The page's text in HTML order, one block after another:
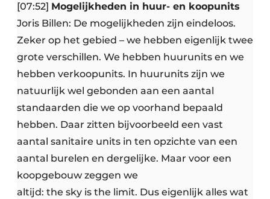
[07:52] Mogelijkheden in huur- en koopunits
Joris Billen: De mogelijkheden zijn eindeloos.
Zeker op het gebied – we hebben eigenlijk twee
grote verschillen. We hebben huurunits en we
hebben verkoopunits. In huurunits zijn we
natuurlijk wel gebonden aan een aantal
standaarden die we op voorhand bepaald
hebben. Daar zitten bijvoorbeeld een vast
aantal sanitaire units in ten opzichte van een
aantal burelen en dergelijke. Maar voor een
koopgebouw zeggen we
altijd: the sky is the limit. Dus eigenlijk alles wat